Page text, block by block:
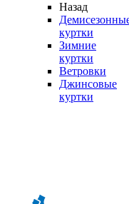
Назад
куртки
Зимние
куртки
Ветровки
Джинсовые
куртки